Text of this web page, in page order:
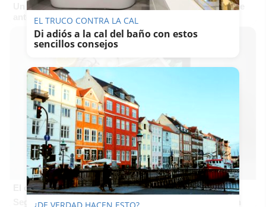
Un verdadero MMORPG de la vieja escuela ¡Cómo los de
antes, pero mejor!
El cerebro hace esto
Seguro que tú también has visto caras donde no existen
EL TRUCO CONTRA LA CAL
Di adiós a la cal del baño con estos
sencillos consejos